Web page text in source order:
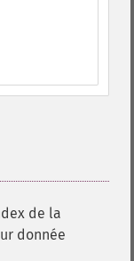
de la
donnée